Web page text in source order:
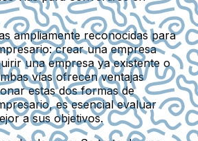
ampliamente reconocidas para
crear una empresa
una empresa ya existente o
vías ofrecen ventajas
estas dos formas de
es esencial evaluar
a sus objetivos.